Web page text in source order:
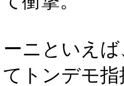
ニといえ
トンデモ